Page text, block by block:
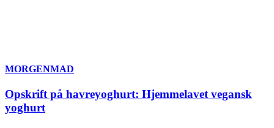
MORGENMAD
Opskrift på havreyoghurt: Hjemmelavet vegansk
yoghurt